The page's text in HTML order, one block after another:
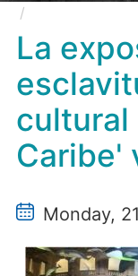
África
La
cultural
Caribe'
Monday,